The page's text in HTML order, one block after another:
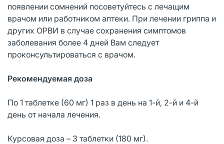
появлении сомнений посоветуйтесь с лечащим
врачом или работником аптеки. При лечении гриппа и
других ОРВИ в случае сохранения симптомов
заболевания более 4 дней Вам следует
проконсультироваться с врачом.
Рекомендуемая доза
По 1 таблетке (60 мг) 1 раз в день на 1-й, 2-й и 4-й
день от начала лечения.
Курсовая доза – 3 таблетки (180 мг).